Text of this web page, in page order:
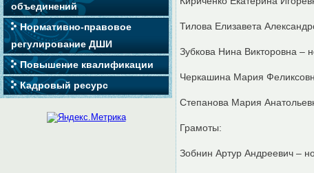
объединений
Нормативно-правовое
регулирование ДШИ
Повышение квалификации
Кадровый ресурс
Тилова Елизавета
Зубкова Нина Викторовна –
Черкашина Мария
Степанова Мария
Грамоты:
Зобнин Артур Андреевич –